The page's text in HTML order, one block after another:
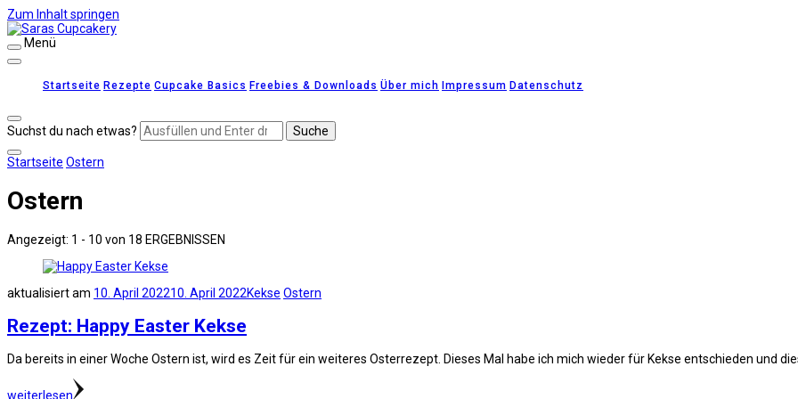
Zum Inhalt springen
Menü
Startseite Rezepte Cupcake Basics Freebies & Downloads Über mich Impressum Datenschutz
Suchst du nach etwas?
Startseite Ostern
Ostern
Angezeigt: 1 - 10 von 18 ERGEBNISSEN
aktualisiert am 10. April 202210. April 2022Kekse Ostern
Rezept: Happy Easter Kekse
Da bereits in einer Woche Ostern ist, wird es Zeit für ein weiteres Osterrezept. Dieses Mal habe ich mich wieder für Kekse entschieden und
weiterlesen